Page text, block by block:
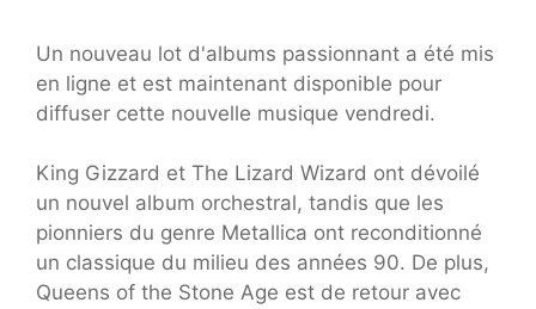
Un nouveau lot d'albums passionnant a été mis
en ligne et est maintenant disponible pour
diffuser cette nouvelle musique vendredi.
King Gizzard et The Lizard Wizard ont dévoilé
un nouvel album orchestral, tandis que les
pionniers du genre Metallica ont reconditionné
un classique du milieu des années 90. De plus,
Queens of the Stone Age est de retour avec